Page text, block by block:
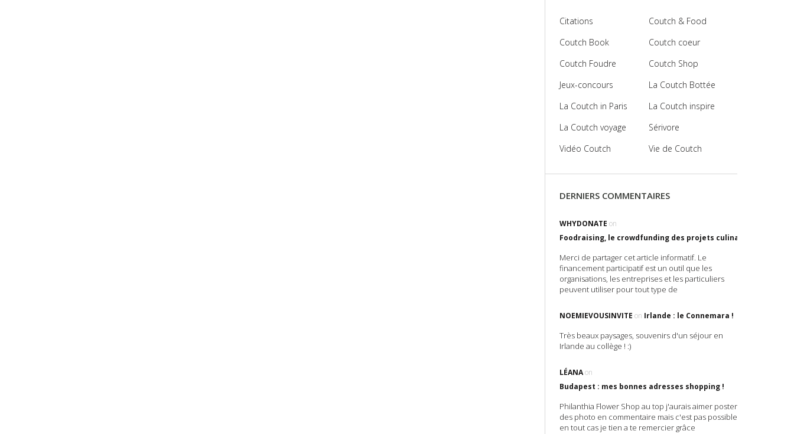
Citations
Coutch & Food
Coutch Book
Coutch coeur
Coutch Foudre
Coutch Shop
Jeux-concours
La Coutch Bottée
La Coutch in Paris
La Coutch inspire
La Coutch voyage
Sérivore
Vidéo Coutch
Vie de Coutch
DERNIERS COMMENTAIRES
WHYDONATE on
Foodraising, le crowdfunding des projets culinaires !
Merci de partager cet article informatif. Le
financement participatif est un outil que les
organisations, les entreprises et les particuliers
peuvent utiliser pour tout type de
NOEMIEVOUSINVITE on Irlande : le Connemara !
Très beaux paysages, souvenirs d'un séjour en
Irlande au collège ! :)
LÉANAon
Budapest : mes bonnes adresses shopping !
Philanthia Flower Shop au top j'aurais aimer poster
des photo en commentaire mais c'est pas possible
en tout cas je tien a te remercier grâce